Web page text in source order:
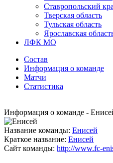
Ставропольский
Тверская область
Тульская область
Ярославская
ЛФК МО
Состав
Информация о команде
Матчи
Статистика
Информация о команде -
Название команды: Енисей
Краткое название: Енисей
Сайт команды: http://www.fc-